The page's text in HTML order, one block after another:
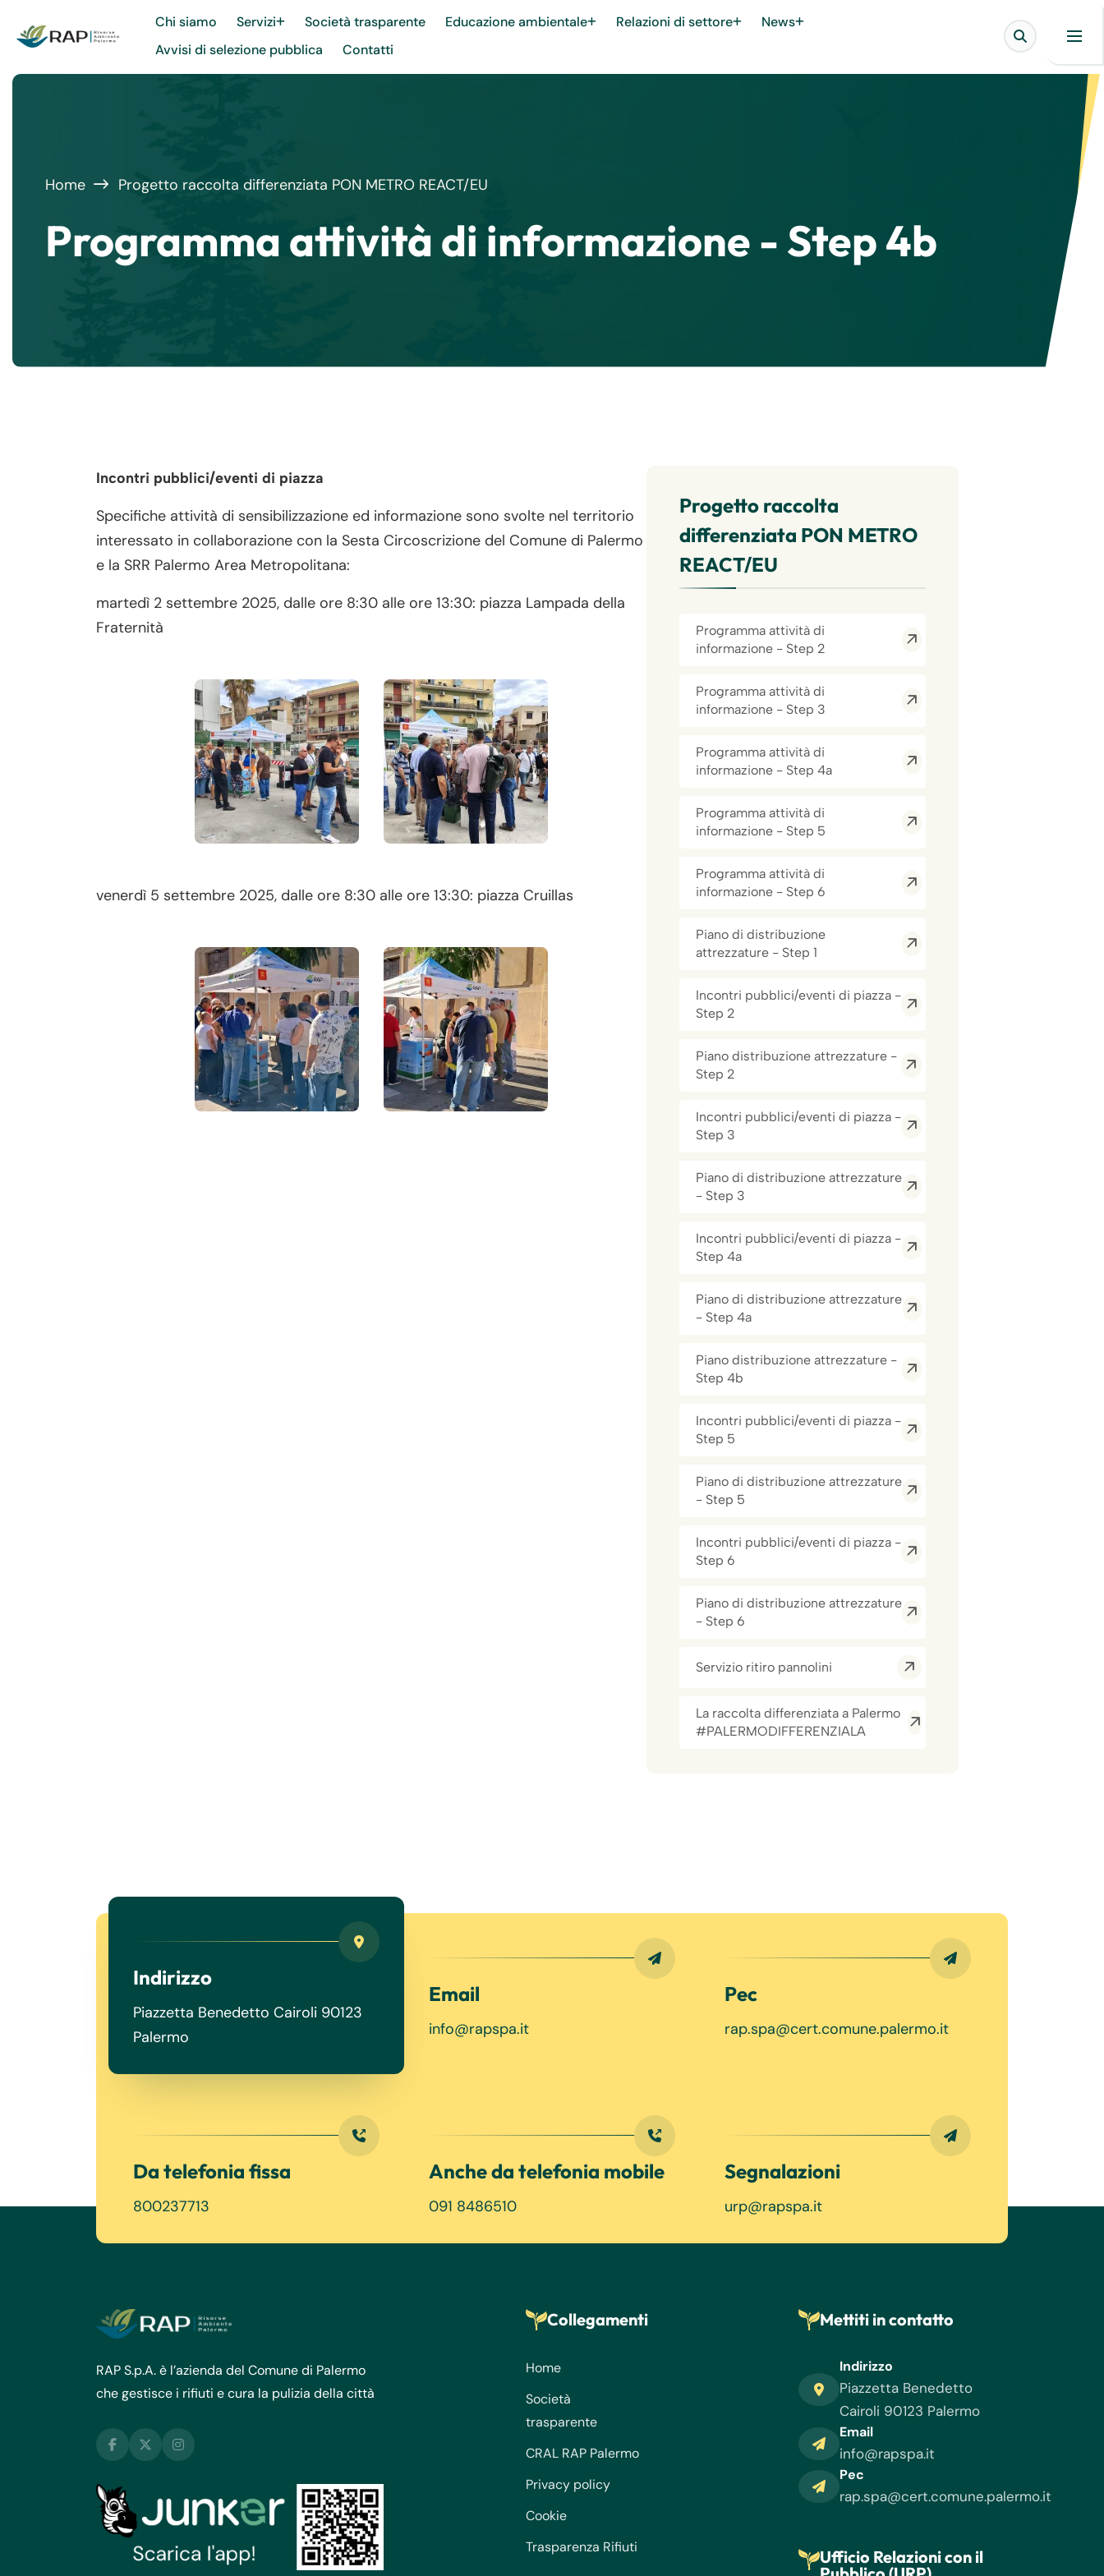
Chi siamo Servizi Società trasparente Educazione ambientale Relazioni di settore
News
Avvisi di selezione pubblica
Contatti
Home Progetto raccolta differenziata PON METRO REACT/EU
Programma attività di informazione - Step 4b
Incontri pubblici/eventi di piazza
Specifiche attività di sensibilizzazione ed informazione sono svolte nel territorio
interessato in collaborazione con la Sesta Circoscrizione del Comune di Palermo
e la SRR Palermo Area Metropolitana:
martedì 2 settembre 2025, dalle ore 8:30 alle ore 13:30: piazza Lampada della
Fraternità
venerdì 5 settembre 2025, dalle ore 8:30 alle ore 13:30: piazza Cruillas
Progetto raccolta
differenziata PON METRO
REACT/EU
Programma attività di
informazione - Step 2
Programma attività di
informazione - Step 3
Programma attività di
informazione - Step 4a
Programma attività di
informazione - Step 5
Programma attività di
informazione - Step 6
Piano di distribuzione
attrezzature - Step 1
Incontri pubblici/eventi di piazza -
Step 2
Piano distribuzione attrezzature -
Step 2
Incontri pubblici/eventi di piazza -
Step 3
Piano di distribuzione attrezzature
- Step 3
Incontri pubblici/eventi di piazza -
Step 4a
Piano di distribuzione attrezzature
- Step 4a
Piano distribuzione attrezzature -
Step 4b
Incontri pubblici/eventi di piazza -
Step 5
Piano di distribuzione attrezzature
- Step 5
Incontri pubblici/eventi di piazza -
Step 6
Piano di distribuzione attrezzature
- Step 6
Servizio ritiro pannolini
La raccolta differenziata a Palermo
#PALERMODIFFERENZIALA
Indirizzo
Piazzetta Benedetto Cairoli 90123
Palermo
Email
info@rapspa.it
Pec
rap.spa@cert.comune.palermo.it
Da telefonia fissa
800237713
Anche da telefonia mobile
091 8486510
Segnalazioni
urp@rapspa.it
RAP S.p.A. è l’azienda del Comune di Palermo
che gestisce i rifiuti e cura la pulizia della città
Collegamenti
Home
Società
trasparente
CRAL RAP Palermo
Privacy policy
Cookie
Trasparenza Rifiuti
Mettiti in contatto
Indirizzo
Piazzetta Benedetto
Cairoli 90123 Palermo
Email
info@rapspa.it
Pec
rap.spa@cert.comune.palermo.it
Ufficio Relazioni con il